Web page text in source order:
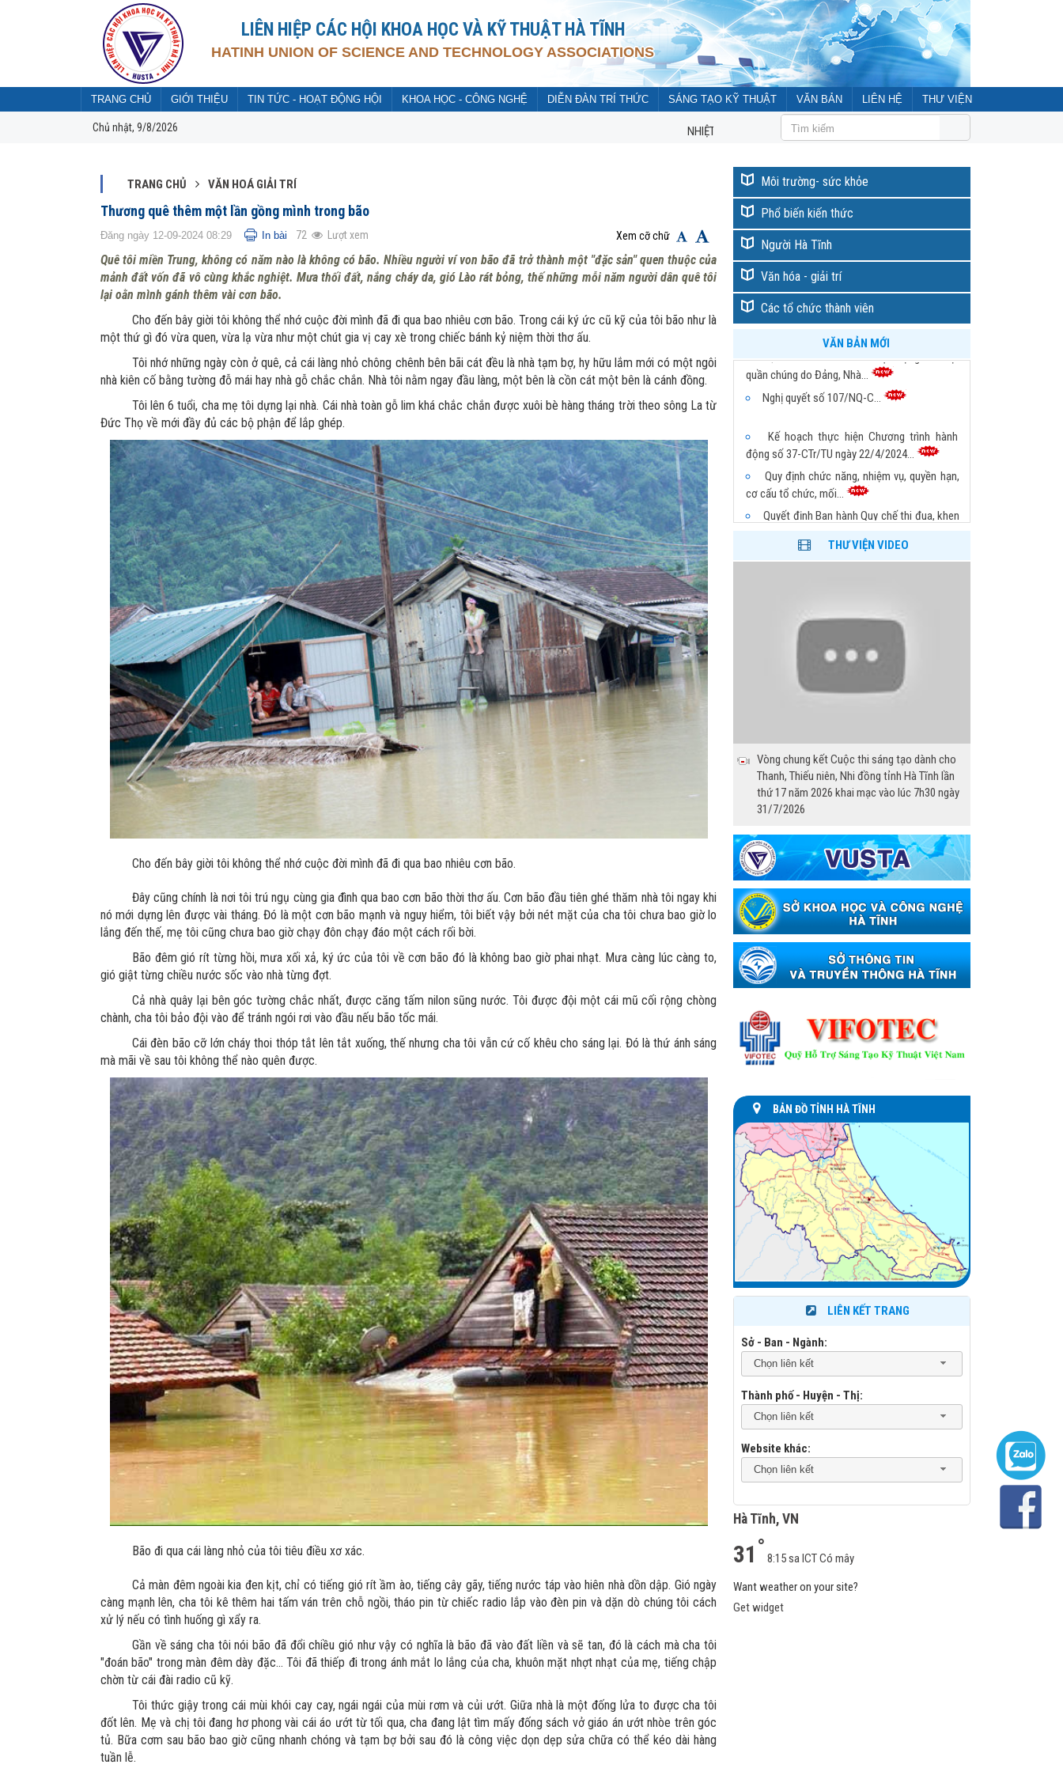
LIÊN HIỆP CÁC HỘI KHOA HỌC VÀ KỸ THUẬT HÀ TĨNH
HATINH UNION OF SCIENCE AND TECHNOLOGY ASSOCIATIONS
TRANG CHỦ GIỚI THIỆU TIN TỨC - HOẠT ĐỘNG HỘI KHOA HỌC - CÔNG NGHỆ DIỄN ĐÀN TRÍ THỨC SÁNG TẠO KỸ THUẬT VĂN BẢN LIÊN HỆ THƯ VIỆN
Chủ nhật, 9/8/2026 NHIỆT LIỆT CHÀO MỪNG ĐẠI HỘI ĐẠI BIỂU LIÊN HIỆP CÁC HỘI KH&KT HÀ TĨNH LẦN THỨ VI,
TRANG CHỦ VĂN HOÁ GIẢI TRÍ
Thương quê thêm một lần gồng mình trong bão
Đăng ngày 12-09-2024 08:29 In bài 72 Lượt xem Xem cỡ chữ
Quê tôi miền Trung, không có năm nào là không có bão. Nhiều người ví von bão đã trở thành một "đặc sản" quen thuộc của
mảnh đất vốn đã vô cùng khắc nghiệt. Mưa thối đất, nắng cháy da, gió Lào rát bỏng, thế những mỗi năm người dân quê tôi
lại oằn mình gánh thêm vài cơn bão.
Cho đến bây giời tôi không thể nhớ cuộc đời mình đã đi qua bao nhiêu cơn bão. Trong cái ký ức cũ kỹ của tôi bão như là
một thứ gì đó vừa quen, vừa lạ vừa như một chút gia vị cay xè trong chiếc bánh kỷ niệm thời thơ ấu.
Tôi nhớ những ngày còn ở quê, cả cái làng nhỏ chông chênh bên bãi cát đều là nhà tạm bợ, hy hữu lắm mới có một ngôi
nhà kiên cố bằng tường đỗ mái hay nhà gỗ chắc chắn. Nhà tôi nằm ngay đầu làng, một bên là cồn cát một bên là cánh đồng.
Tôi lên 6 tuổi, cha mẹ tôi dựng lại nhà. Cái nhà toàn gỗ lim khá chắc chắn được xuôi bè hàng tháng trời theo sông La từ
Đức Thọ về mới đầy đủ các bộ phận để lắp ghép.
Cho đến bây giời tôi không thể nhớ cuộc đời mình đã đi qua bao nhiêu cơn bão.
Đây cũng chính là nơi tôi trú ngụ cùng gia đình qua bao cơn bão thời thơ ấu. Cơn bão đầu tiên ghé thăm nhà tôi ngay khi
nó mới dựng lên được vài tháng. Đó là một cơn bão mạnh và nguy hiểm, tôi biết vậy bởi nét mặt của cha tôi chưa bao giờ lo
lắng đến thế, mẹ tôi cũng chưa bao giờ chạy đôn chạy đáo một cách rối bời.
Bão đêm gió rít từng hồi, mưa xối xả, ký ức của tôi về cơn bão đó là không bao giờ phai nhạt. Mưa càng lúc càng to,
gió giật từng chiều nước sốc vào nhà từng đợt.
Cả nhà quây lại bên góc tường chắc nhất, được căng tấm nilon sũng nước. Tôi được đội một cái mũ cối rộng chòng
chành, cha tôi bảo đội vào để tránh ngói rơi vào đầu nếu bão tốc mái.
Cái đèn bão cỡ lớn cháy thoi thóp tắt lên tắt xuống, thế nhưng cha tôi vẫn cứ cố khêu cho sáng lại. Đó là thứ ánh sáng
mà mãi về sau tôi không thể nào quên được.
Bão đi qua cái làng nhỏ của tôi tiêu điều xơ xác.
Cả màn đêm ngoài kia đen kịt, chỉ có tiếng gió rít ầm ào, tiếng cây gãy, tiếng nước táp vào hiên nhà dồn dập. Gió ngày
càng mạnh lên, cha tôi kê thêm hai tấm ván trên chỗ ngồi, tháo pin từ chiếc radio lắp vào đèn pin và dặn dò chúng tôi cách
xử lý nếu có tình huống gì xẩy ra.
Gần về sáng cha tôi nói bão đã đổi chiều gió như vậy có nghĩa là bão đã vào đất liền và sẽ tan, đó là cách mà cha tôi
"đoán bão" trong màn đêm dày đặc... Tôi đã thiếp đi trong ánh mắt lo lắng của cha, khuôn mặt nhợt nhạt của mẹ, tiếng chập
chờn từ cái đài radio cũ kỹ.
Tôi thức giậy trong cái mùi khói cay cay, ngái ngái của mùi rơm và củi ướt. Giữa nhà là một đống lửa to được cha tôi
đốt lên. Mẹ và chị tôi đang hơ phong vài cái áo ướt từ tối qua, cha đang lật tìm mấy đống sách vở giáo án ướt nhòe trên góc
tủ. Bữa cơm sau bão bao giờ cũng nhanh chóng và tạm bợ bởi sau đó là công việc dọn dẹp sửa chữa có thể kéo dài hàng
tuần lễ.
Môi trường- sức khỏe
Phổ biến kiến thức
Người Hà Tĩnh
Văn hóa - giải trí
Các tổ chức thành viên
VĂN BẢN MỚI
QUY CHẾ Tổ chức và hoạt động của hội
Nghị quyết số 107/NQ-C...
động số 37-CTr/TU ngày 22/4/2024...
Quy định chức năng, nhiệm vụ, quyền hạn,
cơ cấu tổ chức, mối...
Quyết định Ban hành Quy chế thi đua, khen
thưởng của Liên hiệp...
THƯ VIỆN VIDEO
Vòng chung kết Cuộc thi sáng tạo dành cho
Thanh, Thiếu niên, Nhi đồng tỉnh Hà Tĩnh lần
thứ 17 năm 2026 khai mạc vào lúc 7h30 ngày
31/7/2026
BẢN ĐỒ TỈNH HÀ TĨNH
LIÊN KẾT TRANG
Sở - Ban - Ngành:
Chọn liên kết
Thành phố - Huyện - Thị:
Chọn liên kết
Website khác:
Chọn liên kết
Hà Tĩnh, VN
31 ° 8:15 sa ICTCó mây
Want weather on your site?
Get widget